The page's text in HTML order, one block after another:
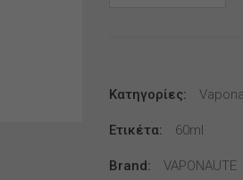
–
Paris
ποσότητα
Κατηγορίες:
Ετικέτα: 60ml
Brand: VAPONAUTE